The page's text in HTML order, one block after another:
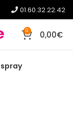
01.60.32.22.42
0 0,00€